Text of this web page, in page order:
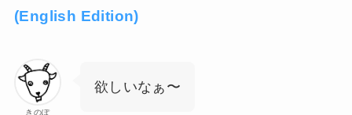
(English Edition)
きのぽ
欲しいなぁ〜